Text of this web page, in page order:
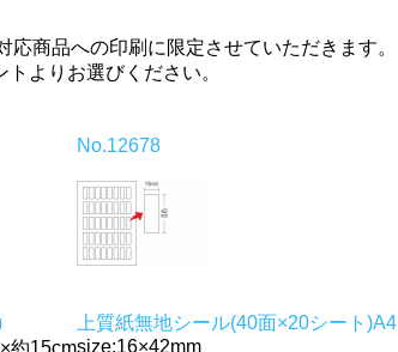
商品への印刷に限定させていただきます。
よりお選びください。
No.12678
上質紙無地シール(40面×20シート)A4
size:16×42mm